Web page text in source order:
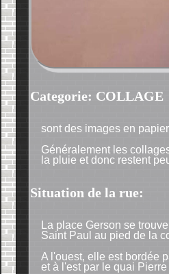
Categorie: COLLAGE
sont des images en
Généralement les
la pluie et donc restent
Situation de la rue:
La place Gerson se
Saint Paul au pied de la
A l'ouest, elle est bordée
et à l'est par le quai